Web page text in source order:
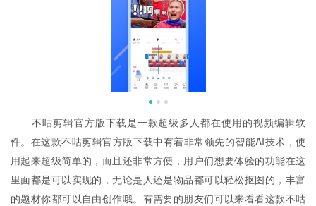
不咕剪辑官方版下载是一款超级多人都在使用的视频编辑软
件。在这款不咕剪辑官方版下载中有着非常领先的智能AI技术，使
用起来超级简单的，而且还非常方便，用户们想要体验的功能在这
里面都是可以实现的，无论是人还是物品都可以轻松抠图的，丰富
的题材你都可以自由创作哦。有需要的朋友们可以来看看这款不咕